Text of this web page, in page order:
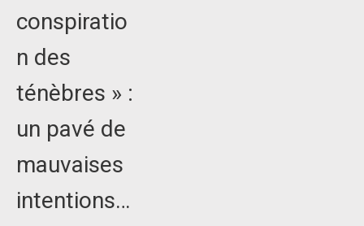
conspiratio
n des
ténèbres » :
un pavé de
mauvaises
intentions…